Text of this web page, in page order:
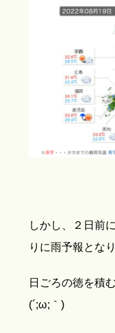
しかし、２日前
りに雨予報とな
日ごろの徳を積
(´;ω;｀)